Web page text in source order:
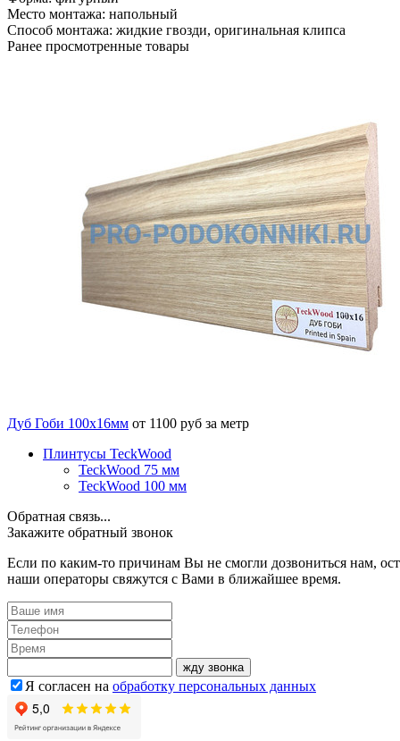
Место монтажа: напольный
Способ монтажа: жидкие гвозди, оригинальная клипса
Ранее просмотренные товары
Дуб Гоби 100х16мм от 1100 руб за метр
Плинтусы TeckWood
TeckWood 75 мм
TeckWood 100 мм
Обратная связь...
Закажите обратный звонок
Если по каким-то причинам Вы не смогли дозвониться нам,
наши операторы свяжутся с Вами в ближайшее время.
жду звонка
Я согласен на обработку персональных данных